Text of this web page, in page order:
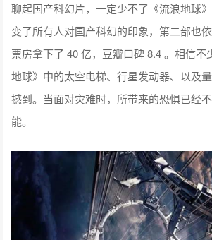
聊起国产科幻片，一定少不了《流浪地球
变了所有人对国产科幻的印象，第二部也
票房拿下了 40 亿，豆瓣口碑 8.4 。相信不
地球》中的太空电梯、行星发动器、以及
撼到。当面对灾难时，所带来的恐惧已经
能。